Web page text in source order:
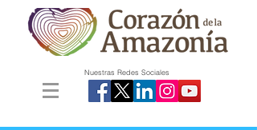
Nuestras Redes Sociales